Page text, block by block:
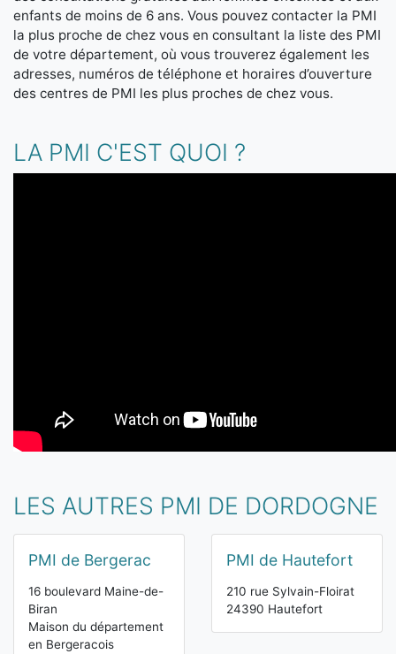
enfants de moins de 6 ans. Vous pouvez contacter la PMI
la plus proche de chez vous en consultant la liste des PMI
de votre département, où vous trouverez également les
adresses, numéros de téléphone et horaires d’ouverture
des centres de PMI les plus proches de chez vous.
LA PMI C'EST QUOI ?
LES AUTRES PMI DE DORDOGNE
PMI de Bergerac
16 boulevard Maine-de-
Biran
Maison du département
en Bergeracois
PMI de Hautefort
210 rue Sylvain-Floirat
24390 Hautefort